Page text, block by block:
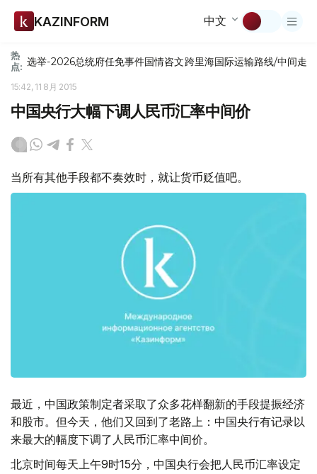
KAZINFORM 中文
热
点: 选举-2026总统府任免事件国情咨文跨里海国际运输路线/中间走廊
15:42, 11 8月 2015
中国央行大幅下调人民币汇率中间价
当所有其他手段都不奏效时，就让货币贬值吧。
最近，中国政策制定者采取了众多花样翻新的手段提振经济
和股市。但今天，他们又回到了老路上：中国央行有记录以
来最大的幅度下调了人民币汇率中间价。
北京时间每天上午9时15分，中国央行会把人民币汇率设定